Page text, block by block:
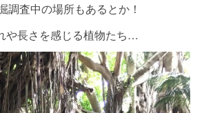
調査中の場所もあるとか！
や長さを感じる植物たち…